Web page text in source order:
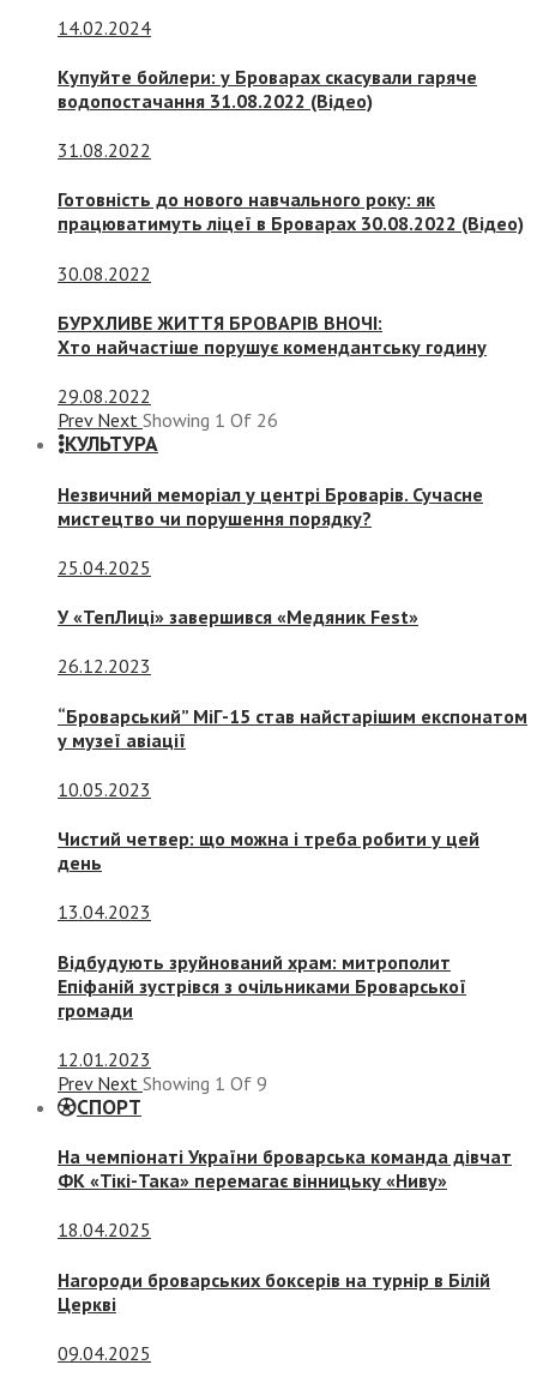
14.02.2024
Купуйте бойлери: у Броварах скасували гаряче
водопостачання 31.08.2022 (Відео)
31.08.2022
Готовність до нового навчального року: як
працюватимуть ліцеї в Броварах 30.08.2022 (Відео)
30.08.2022
БУРХЛИВЕ ЖИТТЯ БРОВАРІВ ВНОЧІ:
Хто найчастіше порушує комендантську годину
29.08.2022
Prev Next Showing 1 Of 26
КУЛЬТУРА
Незвичний меморіал у центрі Броварів. Сучасне
мистецтво чи порушення порядку?
25.04.2025
У «ТепЛиці» завершився «Медяник Fest»
26.12.2023
“Броварський” МіГ-15 став найстарішим експонатом
у музеї авіації
10.05.2023
Чистий четвер: що можна і треба робити у цей
день
13.04.2023
Відбудують зруйнований храм: митрополит
Епіфаній зустрівся з очільниками Броварської
громади
12.01.2023
Prev Next Showing 1 Of 9
СПОРТ
На чемпіонаті України броварська команда дівчат
ФК «Тікі-Така» перемагає вінницьку «Ниву»
18.04.2025
Нагороди броварських боксерів на турнір в Білій
Церкві
09.04.2025